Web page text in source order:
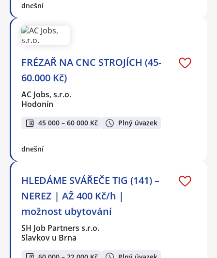
dnešní
FRÉZAŘ NA CNC STROJÍCH (45-
60.000 Kč)
AC Jobs, s.r.o.
Hodonín
45 000 – 60 000 Kč Plný úvazek
dnešní
HLEDÁME SVÁŘEČE TIG (141) –
NEREZ | AŽ 400 Kč/h |
možnost ubytování
SH Job Partners s.r.o.
Slavkov u Brna